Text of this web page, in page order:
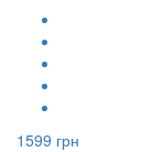
1599 грн